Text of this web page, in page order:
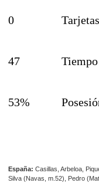
0
47
53%
España: Casillas, Arbeloa,
Silva (Navas, m.52), Pedro